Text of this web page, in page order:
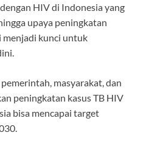
HIV di Indonesia yang
upaya peningkatan
menjadi kunci untuk
masyarakat, dan
peningkatan kasus TB HIV
bisa mencapai target